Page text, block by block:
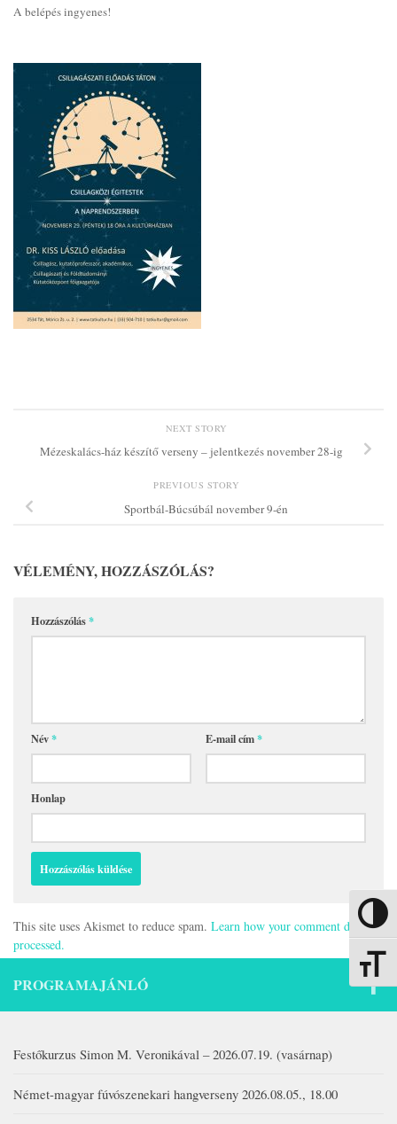
Nagy
A belépés ingyenes!
NEXT STORY
Mézeskalács-ház készítő verseny – jelentkezés november 28-ig
PREVIOUS STORY
Sportbál-Búcsúbál november 9-én
VÉLEMÉNY, HOZZÁSZÓLÁS?
Hozzászólás*
Név* E-mail cím*
Honlap
This site uses Akismet to reduce spam. Learn how your comment data is
processed.
PROGRAMAJÁNLÓ
Festőkurzus Simon M. Veronikával – 2026.07.19. (vasárnap)
Német-magyar fúvószenekari hangverseny 2026.08.05., 18.00